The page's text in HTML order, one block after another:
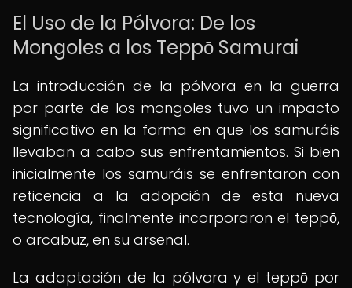
El Uso de la Pólvora: De los
Mongoles a los Teppō Samurai
La introducción de la pólvora en la guerra
por parte de los mongoles tuvo un impacto
significativo en la forma en que los samuráis
llevaban a cabo sus enfrentamientos. Si bien
inicialmente los samuráis se enfrentaron con
reticencia a la adopción de esta nueva
tecnología, finalmente incorporaron el teppō,
o arcabuz, en su arsenal.
La adaptación de la pólvora y el teppō por